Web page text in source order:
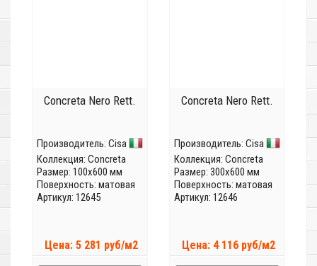
Concreta Nero Rett.
Производитель: Cisa
Коллекция: Concreta
Размер: 100x600 мм
Поверхность: матовая
Артикул: 12645
Цена: 5 281 руб/м2
Concreta Nero Rett.
Производитель: Cisa
Коллекция: Concreta
Размер: 300x600 мм
Поверхность: матовая
Артикул: 12646
Цена: 4 116 руб/м2